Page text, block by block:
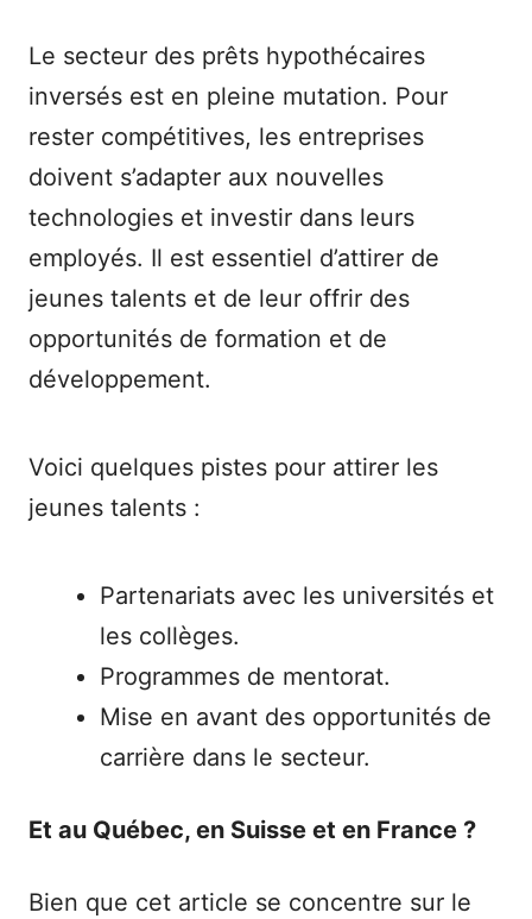
Le secteur des prêts hypothécaires
inversés est en pleine mutation. Pour
rester compétitives, les entreprises
doivent s’adapter aux nouvelles
technologies et investir dans leurs
employés. Il est essentiel d’attirer de
jeunes talents et de leur offrir des
opportunités de formation et de
développement.
Voici quelques pistes pour attirer les
jeunes talents :
Partenariats avec les universités et
les collèges.
Programmes de mentorat.
Mise en avant des opportunités de
carrière dans le secteur.
Et au Québec, en Suisse et en France ?
Bien que cet article se concentre sur le